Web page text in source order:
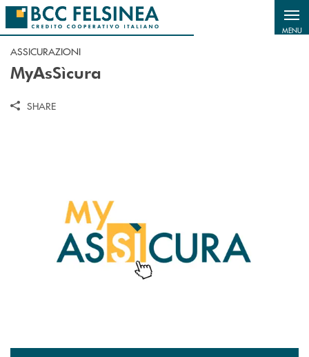
Salta al contenuto principale
MENU
ASSICURAZIONI
MyAsSìcura
SHARE